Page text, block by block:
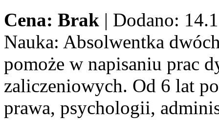
Cena: Brak | Dodano:
Nauka: Absolwentka
pomoże w napisaniu prac
zaliczeniowych. Od 6 lat
prawa, psychologii,